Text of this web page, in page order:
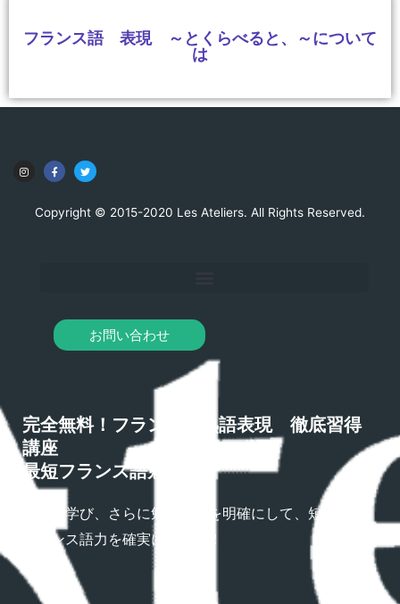
フランス語 表現 ～とくらべると、～について
は
Copyright © 2015-2020 Les Ateliers. All Rights Reserved.
お問い合わせ
完全無料！フランス語熟語表現 徹底習得
講座
最短フランス語勉強法
熟語を学び、さらに勉強方法を明確にして、短期間で
フランス語力を確実にアップ！